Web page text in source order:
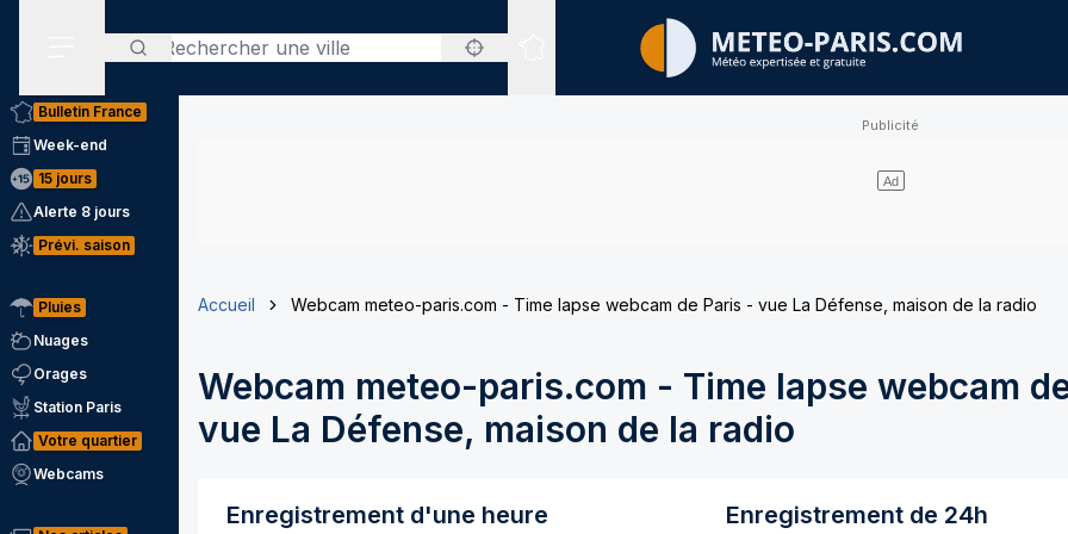
Rechercher
Sites expertisés
Bulletin France
Week-end
15 jours
Alerte 8 jours
Prévi. saison
Pluies
Nuages
Orages
Station Paris
Votre quartier
Webcams
Accueil Webcam meteo-paris.com - Time lapse webcam de Paris - vue La Défense, maison de la radio
Webcam meteo-paris.com - Time lapse webcam
vue La Défense, maison de la radio
Enregistrement d'une heure Enregistrement de 24h